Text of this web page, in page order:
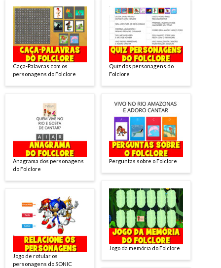
Caça-Palavras com os
personagens do Folclore
Anagrama dos personagens
do Folclore
Jogo de rotular os
personagens do SONIC
Quiz dos personagens do
Folclore
Perguntas sobre o Folclore
Jogo da memória do Folclore